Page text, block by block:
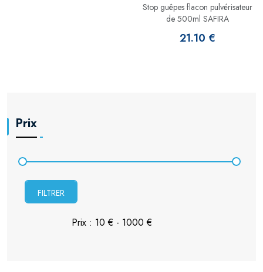
Stop guêpes flacon pulvérisateur
de 500ml SAFIRA
21.10 €
Prix
FILTRER